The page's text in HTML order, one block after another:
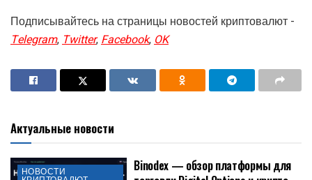
Подписывайтесь на страницы новостей криптовалют -
Telegram,Twitter,Facebook,OK
Актуальные новости
НОВОСТИ
Binodex — обзор платформы для